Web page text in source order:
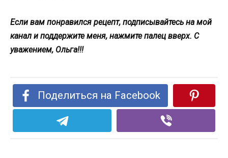
Если вам понравился рецепт, подписывайтесь на мой
канал и поддержите меня, нажмите палец вверх. С
уважением, Ольга!!!
Поделиться на Facebook